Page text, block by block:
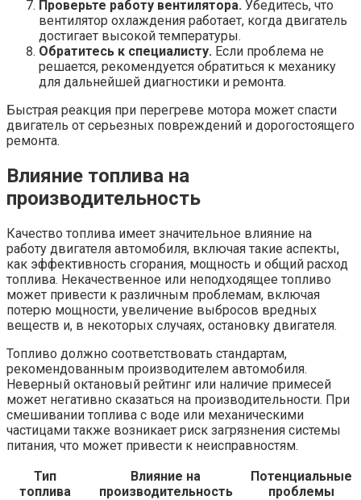
Проверьте работу вентилятора. Убедитесь, что
вентилятор охлаждения работает, когда двигатель
достигает высокой температуры.
Обратитесь к специалисту. Если проблема не
решается, рекомендуется обратиться к механику
для дальнейшей диагностики и ремонта.
Быстрая реакция при перегреве мотора может спасти
двигатель от серьезных повреждений и дорогостоящего
ремонта.
Влияние топлива на
производительность
Качество топлива имеет значительное влияние на
работу двигателя автомобиля, включая такие аспекты,
как эффективность сгорания, мощность и общий расход
топлива. Некачественное или неподходящее топливо
может привести к различным проблемам, включая
потерю мощности, увеличение выбросов вредных
веществ и, в некоторых случаях, остановку двигателя.
Топливо должно соответствовать стандартам,
рекомендованным производителем автомобиля.
Неверный октановый рейтинг или наличие примесей
может негативно сказаться на производительности. При
смешивании топлива с воде или механическими
частицами также возникает риск загрязнения системы
питания, что может привести к неисправностям.
Тип
топлива
Влияние на
производительность
Потенциальные
проблемы